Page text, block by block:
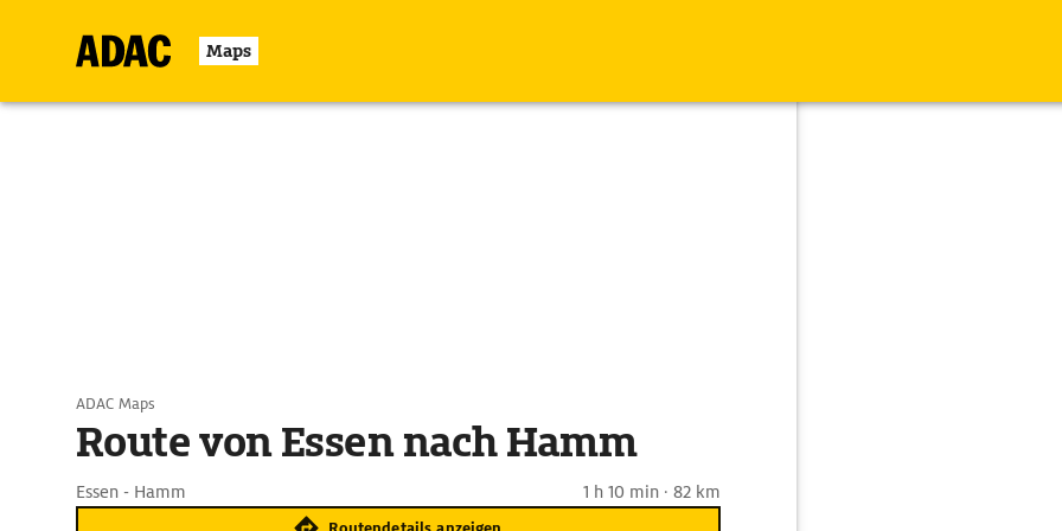
Maps
ADAC Maps
Route von Essen nach Hamm
Essen - Hamm 1 h 10 min · 82 km